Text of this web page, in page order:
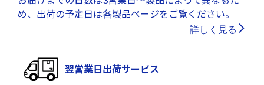
め、出荷の予定日は各製品ページをご覧ください。
詳しく見る
翌営業日出荷サービス